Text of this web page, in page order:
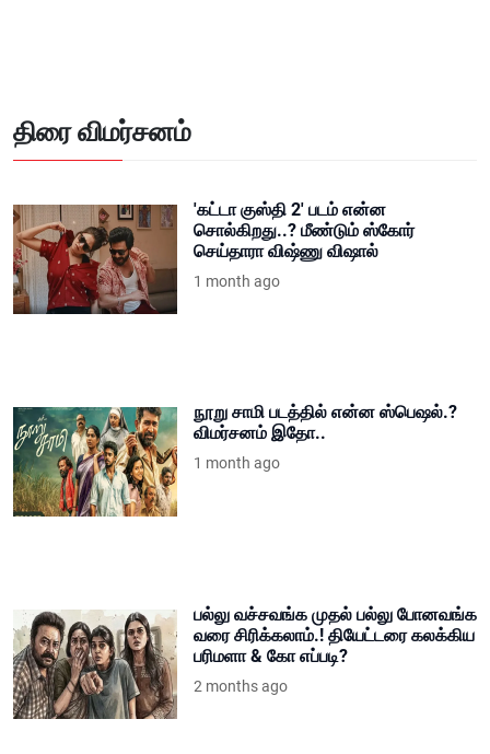
திரை விமர்சனம்
'கட்டா குஸ்தி 2' படம் என்ன
சொல்கிறது..? மீண்டும் ஸ்கோர்
செய்தாரா விஷ்ணு விஷால்
1 month ago
நூறு சாமி படத்தில் என்ன ஸ்பெஷல்.?
விமர்சனம் இதோ..
1 month ago
பல்லு வச்சவங்க முதல் பல்லு போனவங்க
வரை சிரிக்கலாம்.! தியேட்டரை கலக்கிய
பரிமளா & கோ எப்படி?
2 months ago